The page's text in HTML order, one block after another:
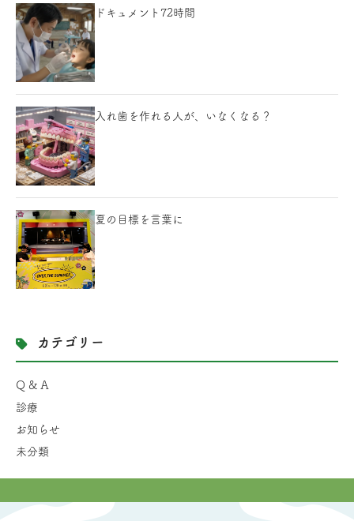
ドキュメント72時間
入れ歯を作れる人が、いなくなる？
夏の目標を言葉に
カテゴリー
Q & A
診療
お知らせ
未分類